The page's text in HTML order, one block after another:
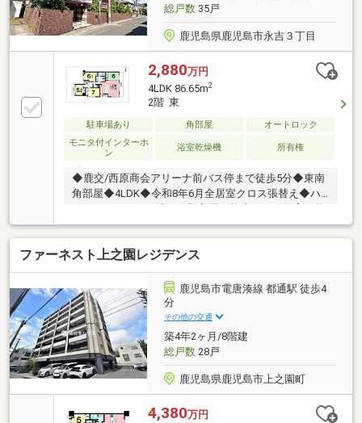
総戸数35戸
鹿児島県鹿児島市永吉３丁目
2,880万円
4LDK 86.65m2
2階 東
駐車場あり 角部屋
オートロック
モニタ付インターホ
ン
浴室乾燥機 所有権
◆鹿交/西原商会アリーナ前バス停まで徒歩5分◆東南
角部屋◆4LDK◆令和8年6月全居室クロス張替え◆ハ
◆即日ご内覧可能です！
ファーネスト上之園レジデンス
鹿児島市電唐湊線 都通駅 徒歩4
分
その他の交通
築4年2ヶ月/8階建
総戸数28戸
鹿児島県鹿児島市上之園町
4,380万円